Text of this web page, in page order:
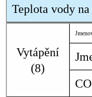
Teplota vody
Vytápění
(8)